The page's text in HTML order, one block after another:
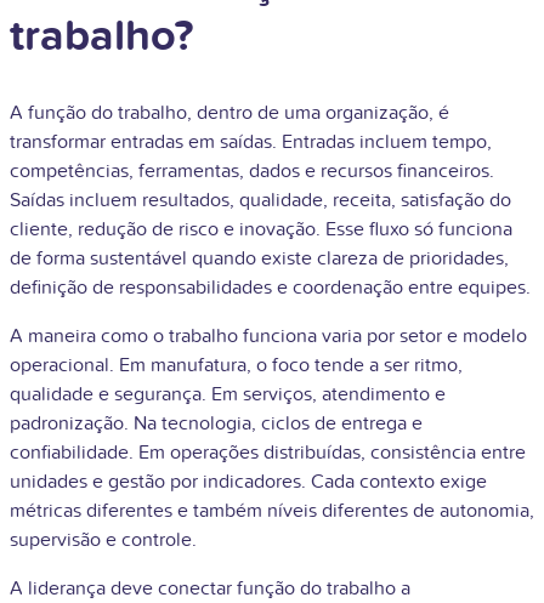
trabalho?
A função do trabalho, dentro de uma organização, é
transformar entradas em saídas. Entradas incluem tempo,
competências, ferramentas, dados e recursos financeiros.
Saídas incluem resultados, qualidade, receita, satisfação do
cliente, redução de risco e inovação. Esse fluxo só funciona
de forma sustentável quando existe clareza de prioridades,
definição de responsabilidades e coordenação entre equipes.
A maneira como o trabalho funciona varia por setor e modelo
operacional. Em manufatura, o foco tende a ser ritmo,
qualidade e segurança. Em serviços, atendimento e
padronização. Na tecnologia, ciclos de entrega e
confiabilidade. Em operações distribuídas, consistência entre
unidades e gestão por indicadores. Cada contexto exige
métricas diferentes e também níveis diferentes de autonomia,
supervisão e controle.
A liderança deve conectar função do trabalho a